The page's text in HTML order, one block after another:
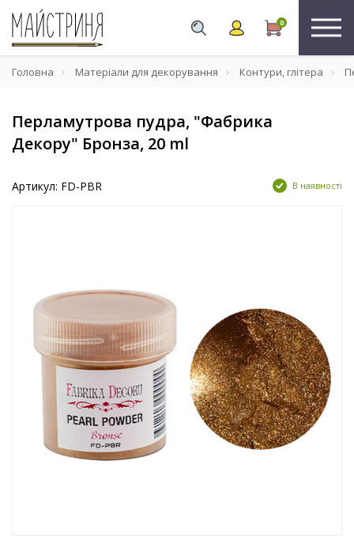
0
Головна Матеріали для декорування Контури, глітера
Перламутрова пудра, "Фабрика
Декору" Бронза, 20 ml
Артикул: FD-PBR В наявності